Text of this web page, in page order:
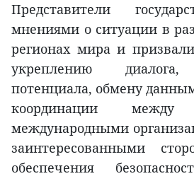
Представители
мнениями о ситуации в
регионах мира и
укреплению
потенциала, обмену
координации между
международными
заинтересованными
обеспечения